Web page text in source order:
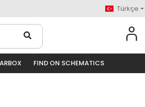
Türkçe
FIND ON SCHEMATICS